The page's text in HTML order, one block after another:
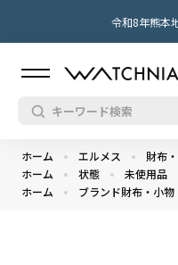
令和8年熊本
ホーム エルメス 財布
ホーム
状態 未使用品
ホーム
ブランド財布・小物